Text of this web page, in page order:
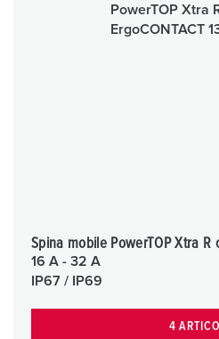
Spina mobile PowerTOP Xtra R
16 A - 32 A
IP67 / IP69
4